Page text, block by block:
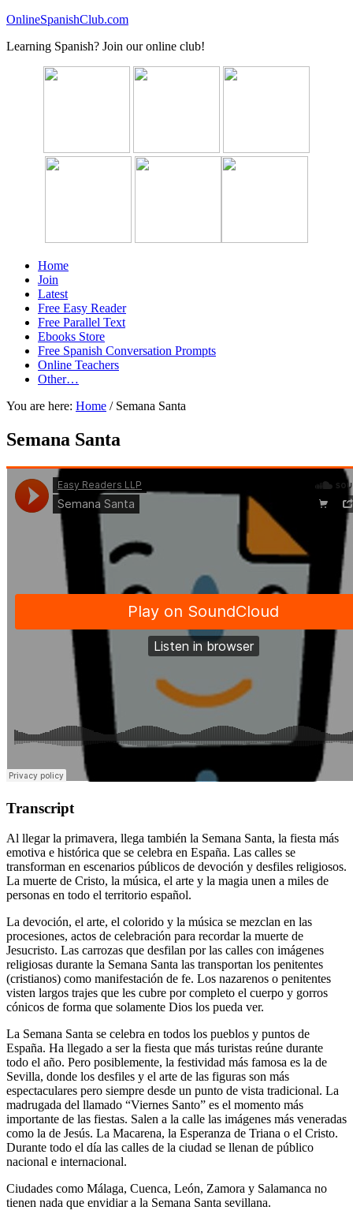
OnlineSpanishClub.com
Learning Spanish? Join our online club!
Home
Join
Latest
Free Easy Reader
Free Parallel Text
Ebooks Store
Free Spanish Conversation Prompts
Online Teachers
Other…
You are here: Home /Semana Santa
Semana Santa
Transcript
Al llegar la primavera, llega también la Semana Santa, la fiesta más
emotiva e histórica que se celebra en España. Las calles se
transforman en escenarios públicos de devoción y desfiles religiosos.
La muerte de Cristo, la música, el arte y la magia unen a miles de
personas en todo el territorio español.
La devoción, el arte, el colorido y la música se mezclan en las
procesiones, actos de celebración para recordar la muerte de
Jesucristo. Las carrozas que desfilan por las calles con imágenes
religiosas durante la Semana Santa las transportan los penitentes
(cristianos) como manifestación de fe. Los nazarenos o penitentes
visten largos trajes que les cubre por completo el cuerpo y gorros
cónicos de forma que solamente Dios los pueda ver.
La Semana Santa se celebra en todos los pueblos y puntos de
España. Ha llegado a ser la fiesta que más turistas reúne durante
todo el año. Pero posiblemente, la festividad más famosa es la de
Sevilla, donde los desfiles y el arte de las figuras son más
espectaculares pero siempre desde un punto de vista tradicional. La
madrugada del llamado “Viernes Santo” es el momento más
importante de las fiestas. Salen a la calle las imágenes más veneradas
como la de Jesús. La Macarena, la Esperanza de Triana o el Cristo.
Durante todo el día las calles de la ciudad se llenan de público
nacional e internacional.
Ciudades como Málaga, Cuenca, León, Zamora y Salamanca no
tienen nada que envidiar a la Semana Santa sevillana.